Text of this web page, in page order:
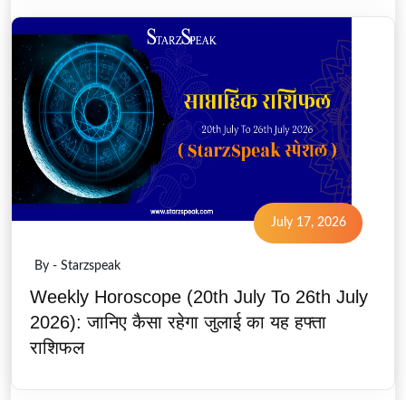
July 17, 2026
By - Starzspeak
Weekly Horoscope (20th July To 26th July
2026): जानिए कैसा रहेगा जुलाई का यह हफ्ता
राशिफल